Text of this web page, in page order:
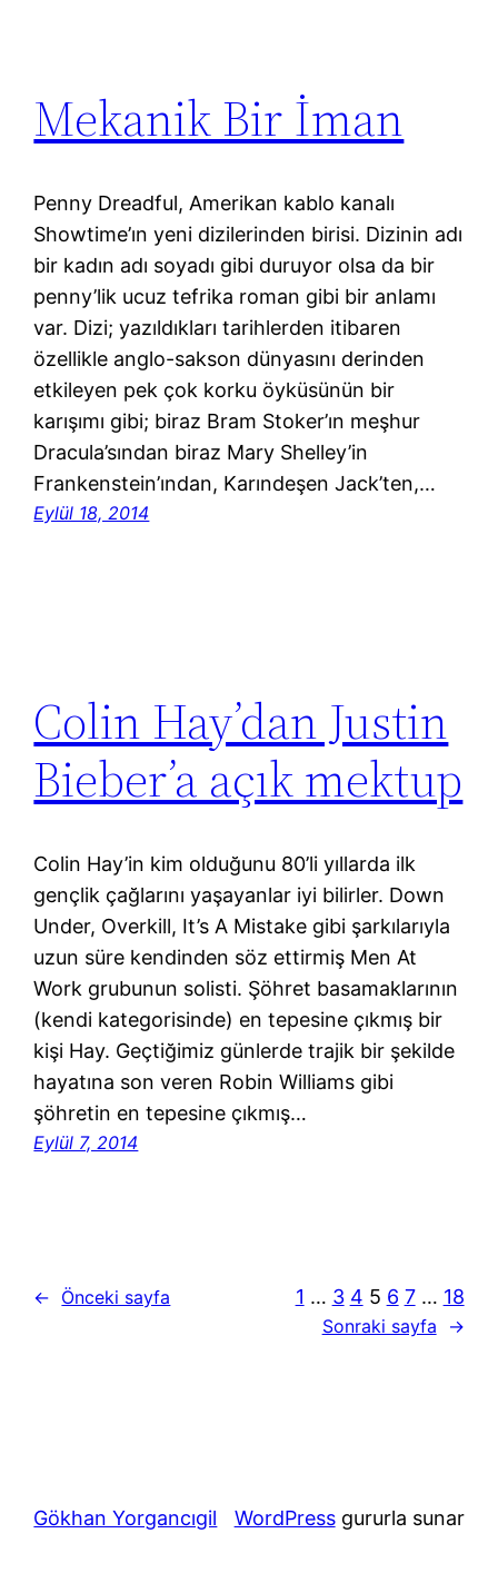
Mekanik Bir İman
Penny Dreadful, Amerikan kablo kanalı
Showtime’ın yeni dizilerinden birisi. Dizinin adı
bir kadın adı soyadı gibi duruyor olsa da bir
penny’lik ucuz tefrika roman gibi bir anlamı
var. Dizi; yazıldıkları tarihlerden itibaren
özellikle anglo-sakson dünyasını derinden
etkileyen pek çok korku öyküsünün bir
karışımı gibi; biraz Bram Stoker’ın meşhur
Dracula’sından biraz Mary Shelley’in
Frankenstein’ından, Karındeşen Jack’ten,…
Eylül 18, 2014
Colin Hay’dan Justin
Bieber’a açık mektup
Colin Hay’in kim olduğunu 80’li yıllarda ilk
gençlik çağlarını yaşayanlar iyi bilirler. Down
Under, Overkill, It’s A Mistake gibi şarkılarıyla
uzun süre kendinden söz ettirmiş Men At
Work grubunun solisti. Şöhret basamaklarının
(kendi kategorisinde) en tepesine çıkmış bir
kişi Hay. Geçtiğimiz günlerde trajik bir şekilde
hayatına son veren Robin Williams gibi
şöhretin en tepesine çıkmış…
Eylül 7, 2014
← Önceki sayfa 1 … 3 4 5 6 7 … 18
Sonraki sayfa →
Gökhan Yorgancıgil WordPressgururla sunar